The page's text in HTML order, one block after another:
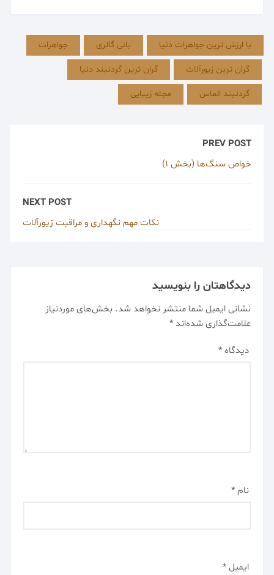
با ارزش ترین جواهرات دنیا بانی گالری جواهرات
گران ترین زیورآلات گران ترین گردنبند دنیا
گردنبند الماس مجله زیبایی
PREV POST
خواص سنگ‌ها (بخش 1)
NEXT POST
نکات مهم نگهداری و مراقبت زیورآلات
دیدگاهتان را بنویسید
نشانی ایمیل شما منتشر نخواهد شد. بخش‌های موردنیاز
علامت‌گذاری شده‌اند*
دیدگاه*
نام*
ایمیل*